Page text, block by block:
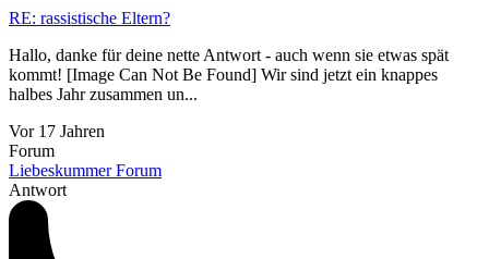
RE: rassistische Eltern?
Hallo, danke für deine nette Antwort - auch wenn sie etwas spät
kommt! [Image Can Not Be Found] Wir sind jetzt ein knappes
halbes Jahr zusammen un...
Vor 17 Jahren
Forum
Liebeskummer Forum
Antwort